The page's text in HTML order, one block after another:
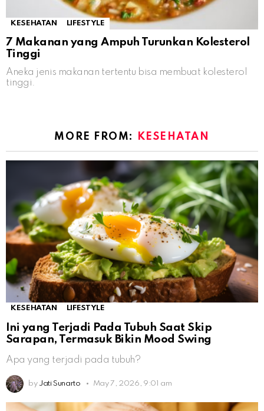
KESEHATAN LIFESTYLE
7 Makanan yang Ampuh Turunkan Kolesterol
Tinggi
Aneka jenis makanan tertentu bisa membuat kolesterol
tinggi.
MORE FROM: KESEHATAN
KESEHATAN LIFESTYLE
Ini yang Terjadi Pada Tubuh Saat Skip
Sarapan, Termasuk Bikin Mood Swing
Apa yang terjadi pada tubuh?
by Jati Sunarto May 7, 2026, 9:01 am